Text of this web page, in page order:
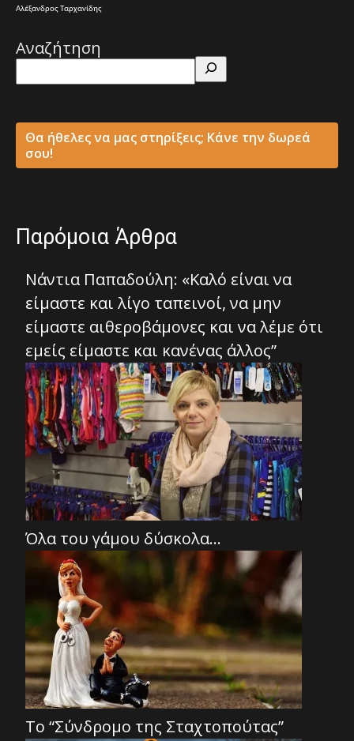
Αλέξανδρος Ταρχανίδης
Αναζήτηση
Θα ήθελες να μας στηρίξεις; Κάνε την δωρεά
σου!
Παρόμοια Άρθρα
Νάντια Παπαδούλη: «Καλό είναι να
είμαστε και λίγο ταπεινοί, να μην
είμαστε αιθεροβάμονες και να λέμε ότι
εμείς είμαστε και κανένας άλλος”
Όλα του γάμου δύσκολα…
Το “Σύνδρομο της Σταχτοπούτας”